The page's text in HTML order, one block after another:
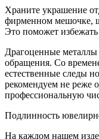
Храните украшение
фирменном мешочке,
Это поможет
Драгоценные
обращения. Со
естественные следы
рекомендуем не реже
профессиональную
Подлинность
На каждом нашем